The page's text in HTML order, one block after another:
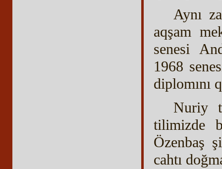
Aynı
aqşam
senesi
1968
diplomını
Nuriy
tilimizde
Özenbaş
cahtı